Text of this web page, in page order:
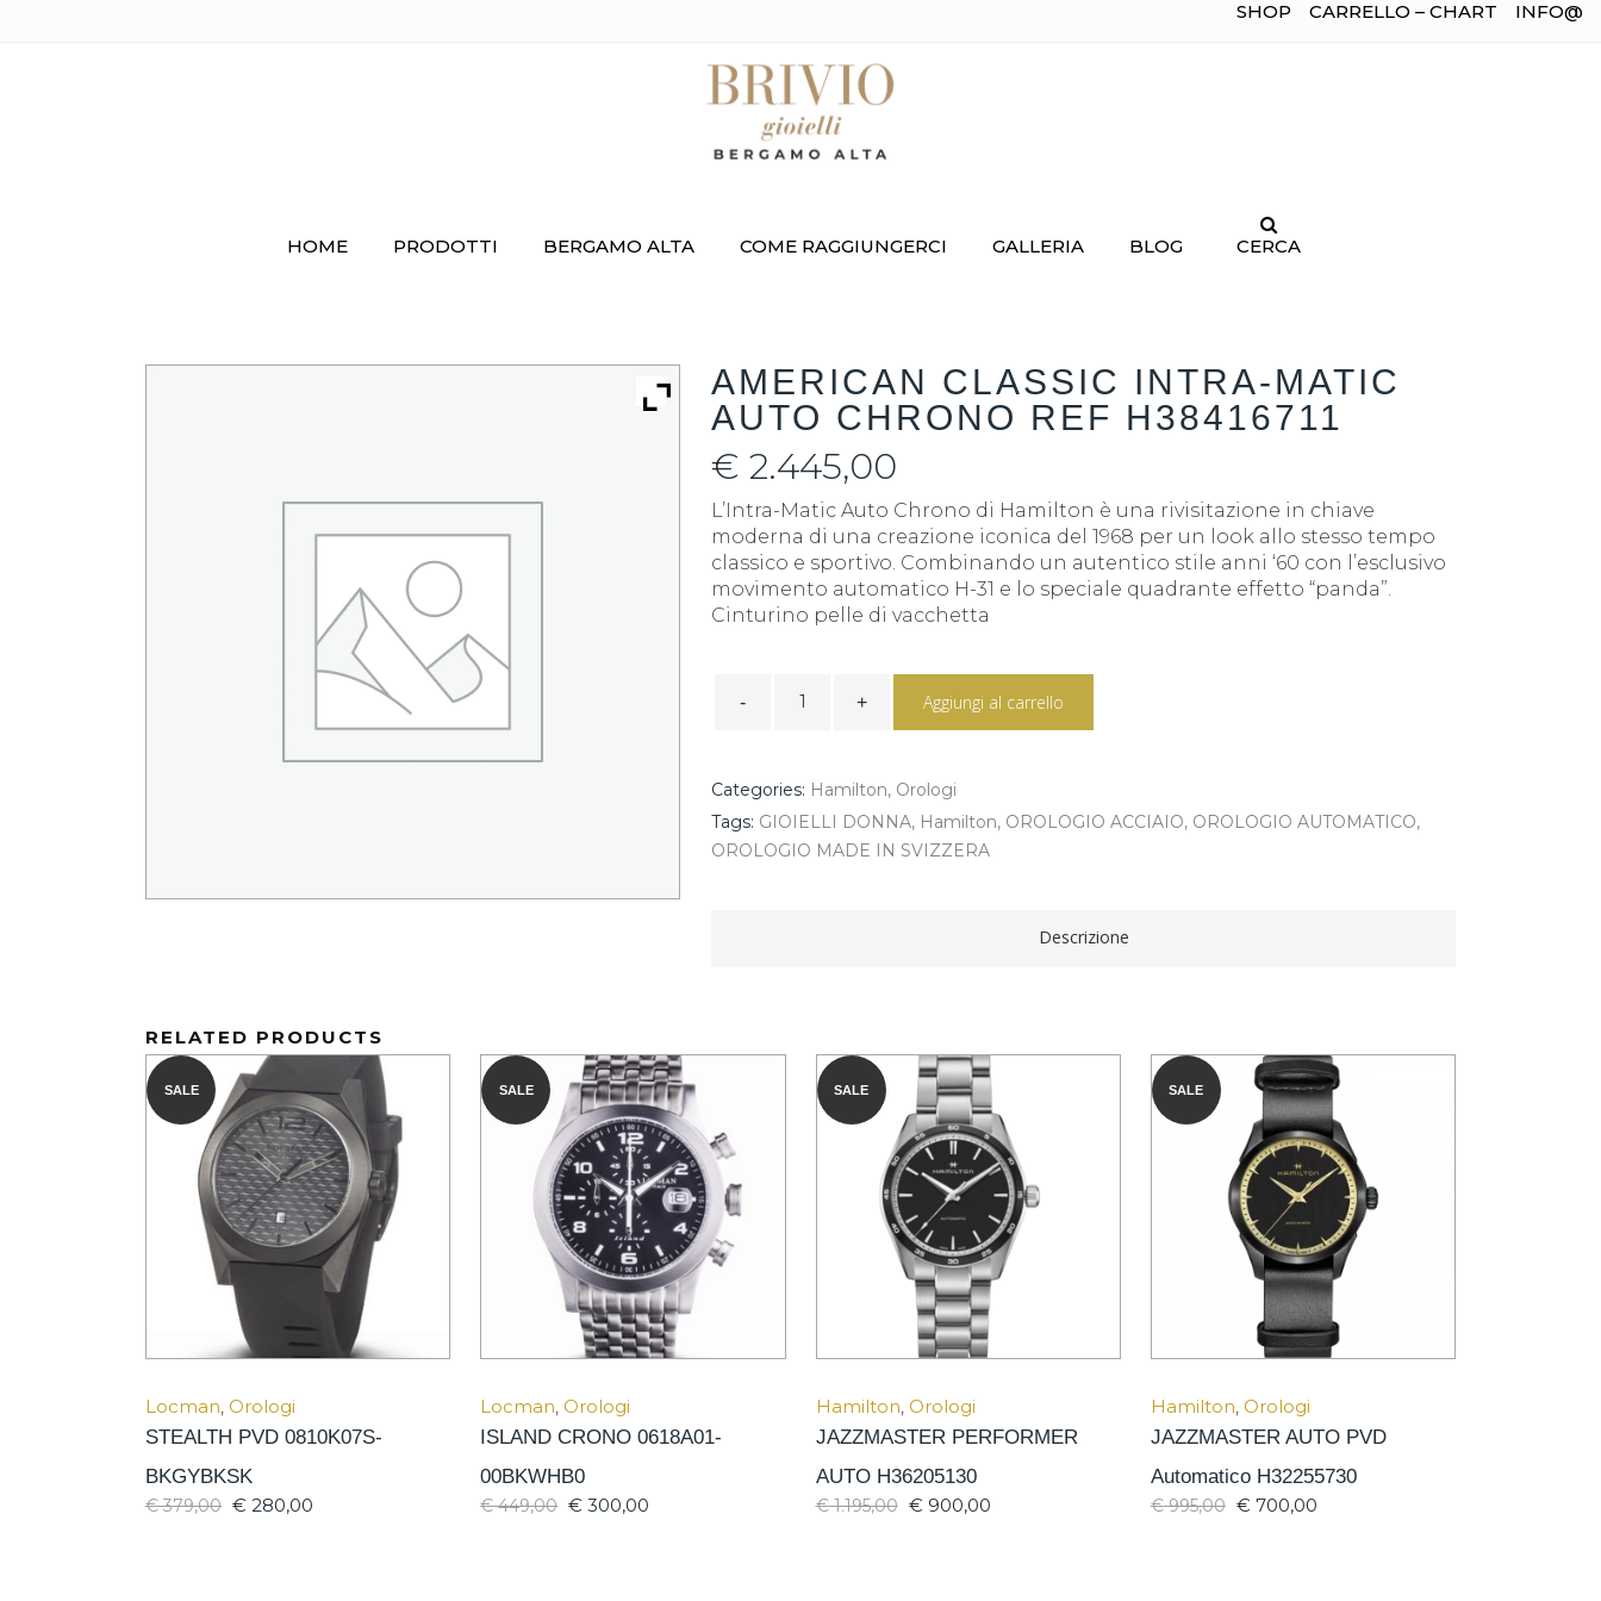
SHOP CARRELLO – CHART INFO@
HOME PRODOTTI BERGAMO ALTA COME RAGGIUNGERCI GALLERIA BLOG CERCA
AMERICAN CLASSIC INTRA-MATIC
AUTO CHRONO REF H38416711
€ 2.445,00
L’Intra-Matic Auto Chrono di Hamilton è una rivisitazione in chiave
moderna di una creazione iconica del 1968 per un look allo stesso tempo
classico e sportivo. Combinando un autentico stile anni ‘60 con l’esclusivo
movimento automatico H-31 e lo speciale quadrante effetto “panda”.
Cinturino pelle di vacchetta
Classic
Chrono
REF
H38416711
quantity
Aggiungi al carrello
Categories: Hamilton, Orologi
Tags: GIOIELLI DONNA, Hamilton, OROLOGIO ACCIAIO, OROLOGIO AUTOMATICO,
OROLOGIO MADE IN SVIZZERA
Descrizione
RELATED PRODUCTS
SALE
Locman, Orologi
STEALTH PVD 0810K07S-
BKGYBKSK
€379,00 € 280,00
SALE
Locman, Orologi
ISLAND CRONO 0618A01-
00BKWHB0
€449,00 € 300,00
SALE
Hamilton, Orologi
JAZZMASTER PERFORMER
AUTO H36205130
€1.195,00 € 900,00
SALE
Hamilton, Orologi
JAZZMASTER AUTO PVD
Automatico H32255730
€995,00 € 700,00